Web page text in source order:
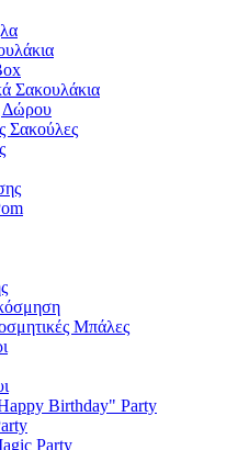
Σακουλάκια
Δώρου
Σακούλες
Μπάλες
Birthday" Party
Party